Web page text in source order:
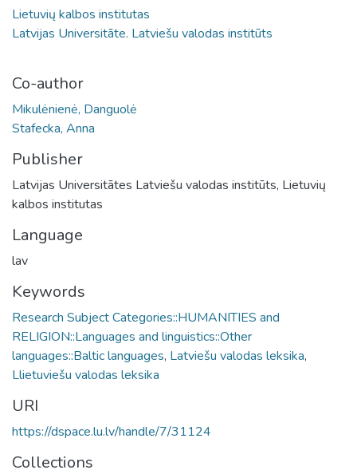
Lietuvių kalbos institutas
Latvijas Universitāte. Latviešu valodas institūts
Co-author
Mikulėnienė, Danguolė
Stafecka, Anna
Publisher
Latvijas Universitātes Latviešu valodas institūts, Lietuvių
kalbos institutas
Language
lav
Keywords
Research Subject Categories::HUMANITIES and
RELIGION::Languages and linguistics::Other
languages::Baltic languages, Latviešu valodas leksika,
Llietuviešu valodas leksika
URI
https://dspace.lu.lv/handle/7/31124
Collections